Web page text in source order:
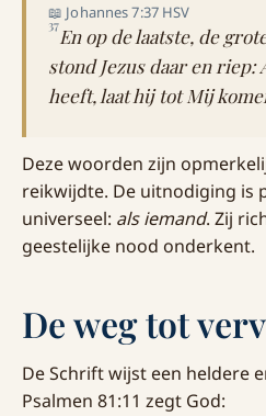
📖 Johannes 7:37 HSV
37En op de laatste, de
stond Jezus daar en riep:
heeft, laat hij tot Mij
Deze woorden zijn
reikwijdte. De uitnodiging is
universeel: als iemand. Zij
geestelijke nood onderkent.
De weg tot
De Schrift wijst een heldere
Psalmen 81:11 zegt God: